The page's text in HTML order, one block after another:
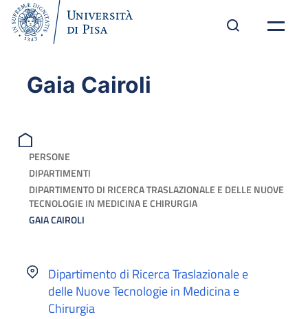
Gaia Cairoli
PERSONE
DIPARTIMENTI
DIPARTIMENTO DI RICERCA TRASLAZIONALE E DELLE NUOVE
TECNOLOGIE IN MEDICINA E CHIRURGIA
GAIA CAIROLI
Dipartimento di Ricerca Traslazionale e
delle Nuove Tecnologie in Medicina e
Chirurgia